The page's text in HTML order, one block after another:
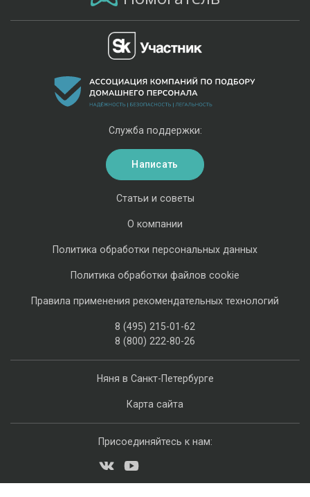
Няня в Санкт-Петербурге
Карта сайта
Статьи и советы
О компании
Политика обработки персональных данных
Политика обработки файлов cookie
Правила применения рекомендательных технологий
8 (495) 215-01-62
8 (800) 222-80-26
Служба поддержки:
Написать
Присоединяйтесь к нам: